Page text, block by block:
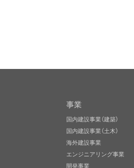
事業
国内建設事業（建築）
国内建設事業（土木）
海外建設事業
エンジニアリング事業
開発事業